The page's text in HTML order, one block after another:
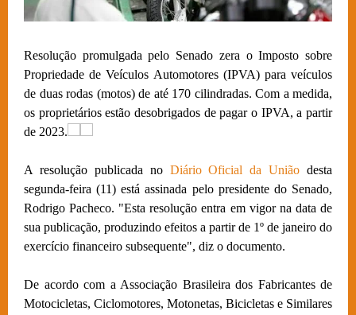
Resolução promulgada pelo Senado zera o Imposto sobre
Propriedade de Veículos Automotores (IPVA) para veículos
de duas rodas (motos) de até 170 cilindradas. Com a medida,
os proprietários estão desobrigados de pagar o IPVA, a partir
de 2023.
A resolução publicada no Diário Oficial da União desta
segunda-feira (11) está assinada pelo presidente do Senado,
Rodrigo Pacheco. "Esta resolução entra em vigor na data de
sua publicação, produzindo efeitos a partir de 1º de janeiro do
exercício financeiro subsequente", diz o documento.
De acordo com a Associação Brasileira dos Fabricantes de
Motocicletas, Ciclomotores, Motonetas, Bicicletas e Similares